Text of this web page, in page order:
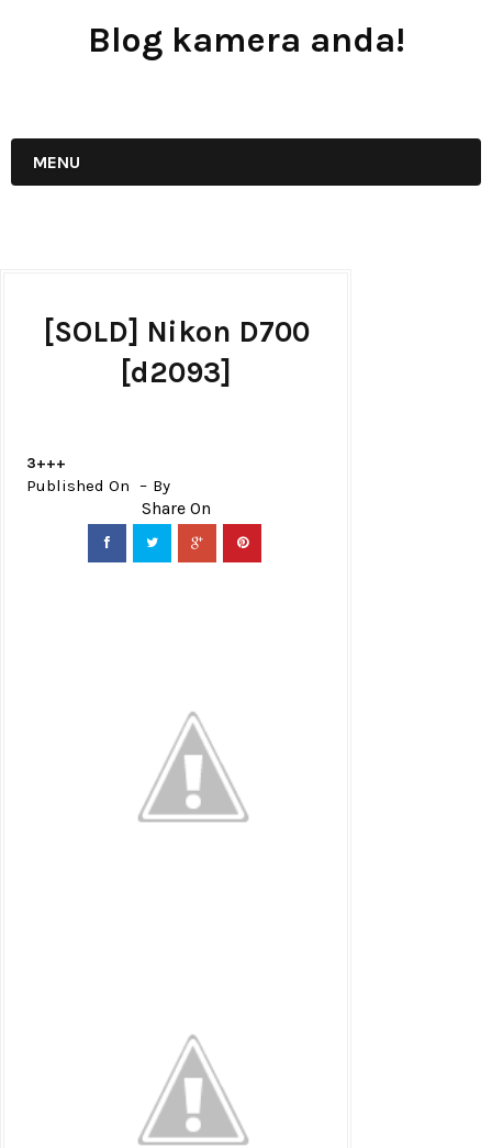
Blog kamera anda!
MENU
[SOLD] Nikon D700
[d2093]
3+++
Published On By